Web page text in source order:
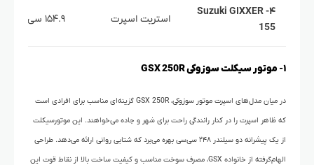
۴- Suzuki GIXXER
155
استریت اسپرت ۱۵۴.۹ سی‌سی
۱- موتور سیکلت سوزوکی GSX 250R
در میان مدل‌های اسپرت موتور سوزوکی، GSX 250R گزینه‌ای مناسب برای افرادی است
که ظاهر اسپرت را در کنار رانندگی راحت برای شهر و جاده می‌خواهند. این موتورسیکلت
از یک پیشرانه دو سیلندر ۲۴۸ سی‌سی بهره می‌برد که شتابی روانی ارائه می‌دهد. طراحی
الهام‌گرفته از خانواده GSX، مصرف سوخت مناسب و کیفیت ساخت بالا از نقاط قوت این